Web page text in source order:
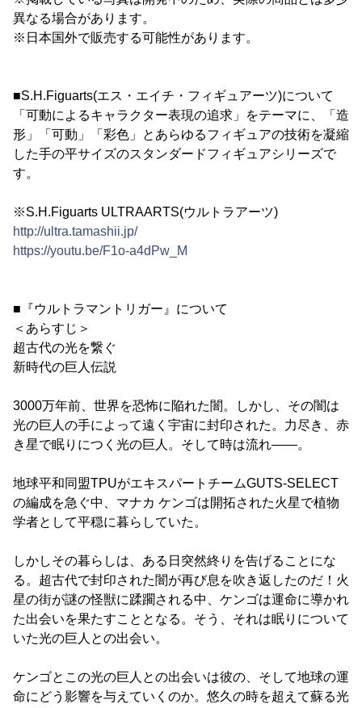
異なる場合があります。
※日本国外で販売する可能性があります。
■S.H.Figuarts(エス・エイチ・フィギュアーツ)について
「可動によるキャラクター表現の追求」をテーマに、「造
形」「可動」「彩色」とあらゆるフィギュアの技術を凝縮
した手の平サイズのスタンダードフィギュアシリーズで
す。
※S.H.Figuarts ULTRAARTS(ウルトラアーツ)
http://ultra.tamashii.jp/
https://youtu.be/F1o-a4dPw_M
■『ウルトラマントリガー』について
＜あらすじ＞
超古代の光を繋ぐ
新時代の巨人伝説
3000万年前、世界を恐怖に陥れた闇。しかし、その闇は
光の巨人の手によって遠く宇宙に封印された。力尽き、赤
き星で眠りにつく光の巨人。そして時は流れ――。
地球平和同盟TPUがエキスパートチームGUTS-SELECT
の編成を急ぐ中、マナカ ケンゴは開拓された火星で植物
学者として平穏に暮らしていた。
しかしその暮らしは、ある日突然終りを告げることにな
る。超古代で封印された闇が再び息を吹き返したのだ！火
星の街が謎の怪獣に蹂躙される中、ケンゴは運命に導かれ
た出会いを果たすこととなる。そう、それは眠りについて
いた光の巨人との出会い。
ケンゴとこの光の巨人との出会いは彼の、そして地球の運
命にどう影響を与えていくのか。悠久の時を超えて蘇る光